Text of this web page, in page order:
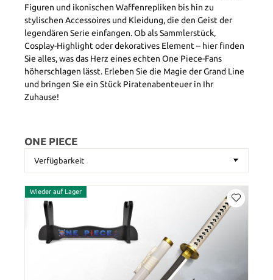
Figuren und ikonischen Waffenrepliken bis hin zu
stylischen Accessoires und Kleidung, die den Geist der
legendären Serie einfangen. Ob als Sammlerstück,
Cosplay-Highlight oder dekoratives Element – hier finden
Sie alles, was das Herz eines echten One Piece-Fans
höherschlagen lässt. Erleben Sie die Magie der Grand Line
und bringen Sie ein Stück Piratenabenteuer in Ihr
Zuhause!
ONE PIECE
Wieder auf Lager